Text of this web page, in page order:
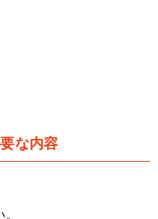
な内容